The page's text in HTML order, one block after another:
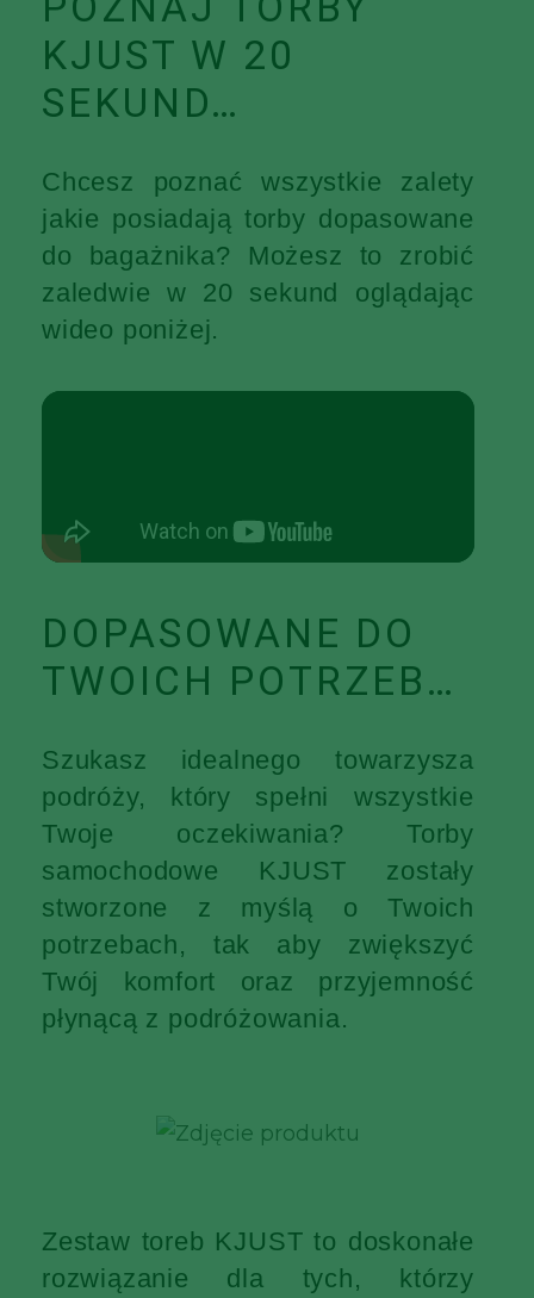
KJUST W 20
SEKUND…
Chcesz poznać wszystkie zalety
jakie posiadają torby dopasowane
do bagażnika? Możesz to zrobić
zaledwie w 20 sekund oglądając
wideo poniżej.
DOPASOWANE DO
TWOICH POTRZEB…
Szukasz idealnego towarzysza
podróży, który spełni wszystkie
Twoje oczekiwania? Torby
samochodowe KJUST zostały
stworzone z myślą o Twoich
potrzebach, tak aby zwiększyć
Twój komfort oraz przyjemność
płynącą z podróżowania.
Zestaw toreb KJUST to doskonałe
rozwiązanie dla tych, którzy